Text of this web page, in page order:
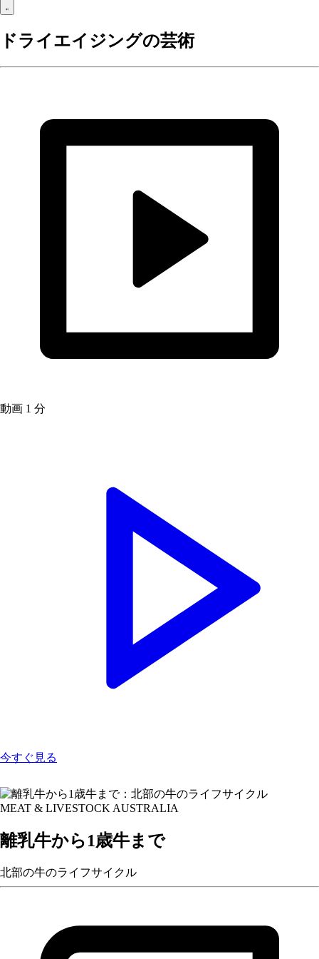
ドライエイジングの芸術
動画 1 分
今すぐ見る
MEAT & LIVESTOCK AUSTRALIA
離乳牛から1歳牛まで
北部の牛のライフサイクル